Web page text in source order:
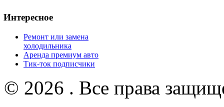
Интересное
Ремонт или замена
холодильника
Аренда премиум авто
Тик-ток подписчики
© 2026 . Все права